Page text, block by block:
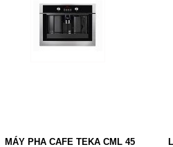
MÁY PHA CAFE TEKA CML 45